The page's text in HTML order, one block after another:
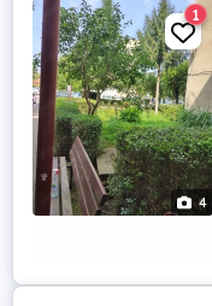
4
1